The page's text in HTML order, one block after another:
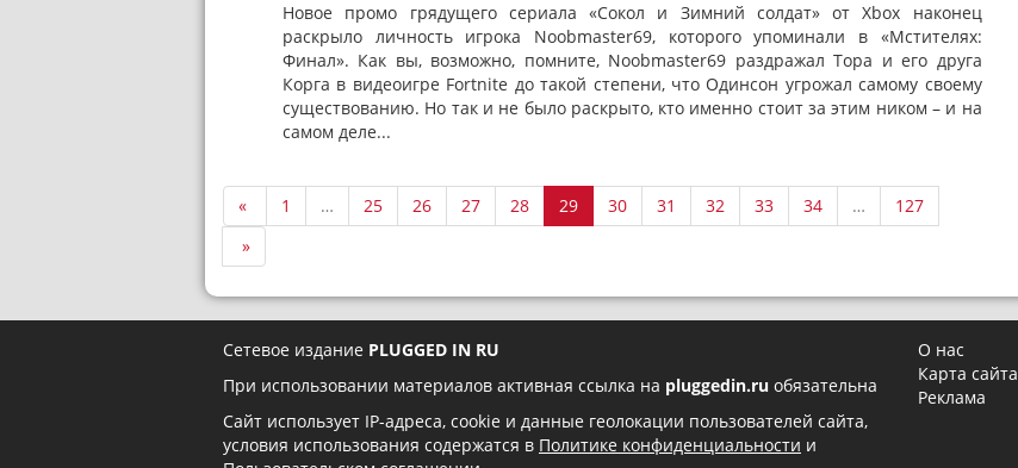
Новое промо грядущего сериала «Сокол и Зимний солдат» от Xbox наконец
раскрыло личность игрока Noobmaster69, которого упоминали в «Мстителях:
Финал». Как вы, возможно, помните, Noobmaster69 раздражал Тора и его друга
Корга в видеоигре Fortnite до такой степени, что Одинсон угрожал самому своему
существованию. Но так и не было раскрыто, кто именно стоит за этим ником – и на
самом деле...
« 1 … 25 26 27 28 29 30 31 32 33 34 …
127
»
Сетевое издание PLUGGED IN RU
При использовании материалов активная ссылка на pluggedin.ru обязательна
Сайт использует IP-адреса, cookie и данные геолокации пользователей сайта,
условия использования содержатся в Политике конфиденциальности и
О нас
Карта сайта
Реклама